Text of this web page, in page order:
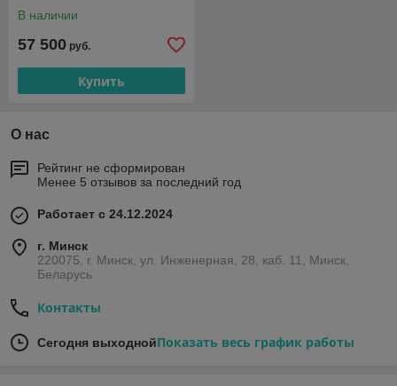
В наличии
57 500 руб.
Купить
О нас
Рейтинг не сформирован
Менее 5 отзывов за последний год
Работает с 24.12.2024
г. Минск
220075, г. Минск, ул. Инженерная, 28, каб. 11, Минск,
Беларусь
Контакты
Сегодня выходнойПоказать весь график работы